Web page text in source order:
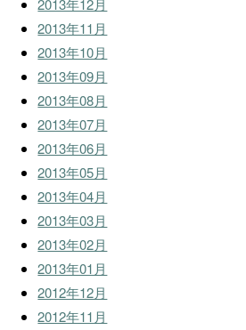
2013年12月
2013年11月
2013年10月
2013年09月
2013年08月
2013年07月
2013年06月
2013年05月
2013年04月
2013年03月
2013年02月
2013年01月
2012年12月
2012年11月